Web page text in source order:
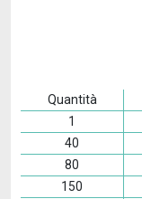
Quantità
1
40
80
150